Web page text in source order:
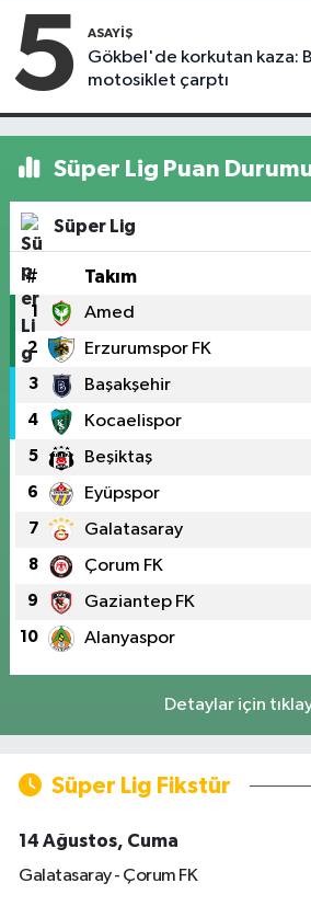
5 ASAYIŞ
Gökbel'de korkutan kaza:
motosiklet çarptı
Süper Lig Puan
Süper Lig
# Takım
1 Amed
2 Erzurumspor FK
3 Başakşehir
4 Kocaelispor
5 Beşiktaş
6 Eyüpspor
7 Galatasaray
8 Çorum FK
9 Gaziantep FK
10 Alanyaspor
Detaylar için
Süper Lig Fikstür
14 Ağustos, Cuma
Galatasaray - Çorum FK